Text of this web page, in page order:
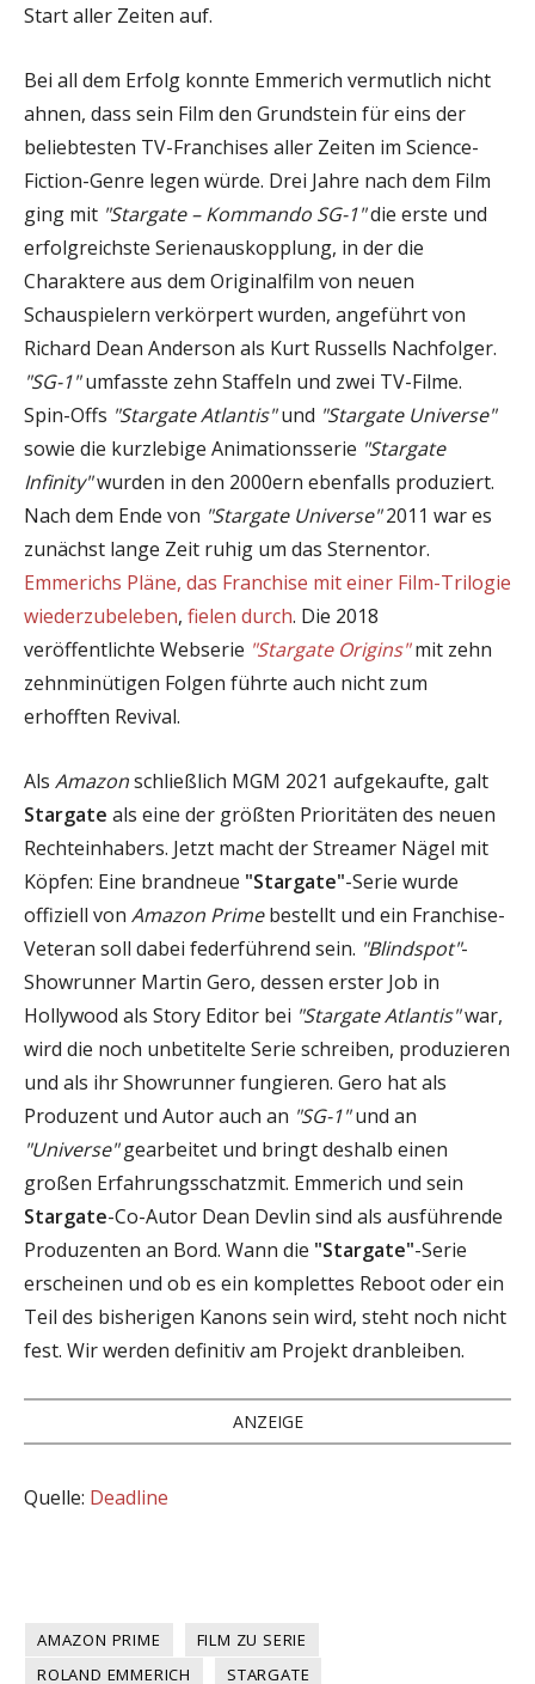
Start aller Zeiten auf.
Bei all dem Erfolg konnte Emmerich vermutlich nicht
ahnen, dass sein Film den Grundstein für eins der
beliebtesten TV-Franchises aller Zeiten im Science-
Fiction-Genre legen würde. Drei Jahre nach dem Film
ging mit "Stargate – Kommando SG-1"die erste und
erfolgreichste Serienauskopplung, in der die
Charaktere aus dem Originalfilm von neuen
Schauspielern verkörpert wurden, angeführt von
Richard Dean Anderson als Kurt Russells Nachfolger.
"SG-1"umfasste zehn Staffeln und zwei TV-Filme.
Spin-Offs "Stargate Atlantis"und "Stargate Universe"
sowie die kurzlebige Animationsserie "Stargate
Infinity"wurden in den 2000ern ebenfalls produziert.
Nach dem Ende von "Stargate Universe"2011 war es
zunächst lange Zeit ruhig um das Sternentor.
Emmerichs Pläne, das Franchise mit einer Film-Trilogie
wiederzubeleben, fielen durch. Die 2018
veröffentlichte Webserie "Stargate Origins"mit zehn
zehnminütigen Folgen führte auch nicht zum
erhofften Revival.
Als Amazonschließlich MGM 2021 aufgekaufte, galt
Stargate als eine der größten Prioritäten des neuen
Rechteinhabers. Jetzt macht der Streamer Nägel mit
Köpfen: Eine brandneue "Stargate"-Serie wurde
offiziell von Amazon Primebestellt und ein Franchise-
Veteran soll dabei federführend sein. "Blindspot"-
Showrunner Martin Gero, dessen erster Job in
Hollywood als Story Editor bei "Stargate Atlantis"war,
wird die noch unbetitelte Serie schreiben, produzieren
und als ihr Showrunner fungieren. Gero hat als
Produzent und Autor auch an "SG-1"und an
"Universe"gearbeitet und bringt deshalb einen
großen Erfahrungsschatzmit. Emmerich und sein
Stargate-Co-Autor Dean Devlin sind als ausführende
Produzenten an Bord. Wann die "Stargate"-Serie
erscheinen und ob es ein komplettes Reboot oder ein
Teil des bisherigen Kanons sein wird, steht noch nicht
fest. Wir werden definitiv am Projekt dranbleiben.
ANZEIGE
Quelle: Deadline
AMAZON PRIME
FILM ZU SERIE
ROLAND EMMERICH
STARGATE